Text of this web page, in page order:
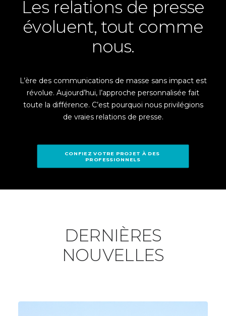
Les relations de presse
évoluent, tout comme
nous.
L’ère des communications de masse sans impact est
révolue. Aujourd’hui, l’approche personnalisée fait
toute la différence. C’est pourquoi nous privilégions
de vraies relations de presse.
CONFIEZ VOTRE PROJET À DES
PROFESSIONNELS
DERNIÈRES
NOUVELLES